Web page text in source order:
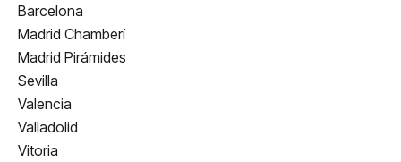
Barcelona
Madrid Chamberí
Madrid Pirámides
Sevilla
Valencia
Valladolid
Vitoria